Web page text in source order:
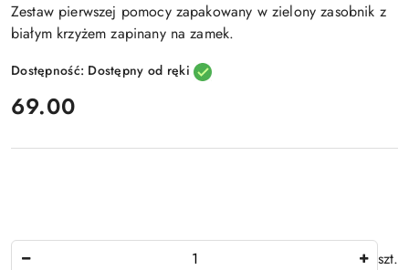
Zestaw pierwszej pomocy zapakowany w zielony zasobnik z
białym krzyżem zapinany na zamek.
Dostępność: Dostępny od ręki
cena:
69.00
szt.